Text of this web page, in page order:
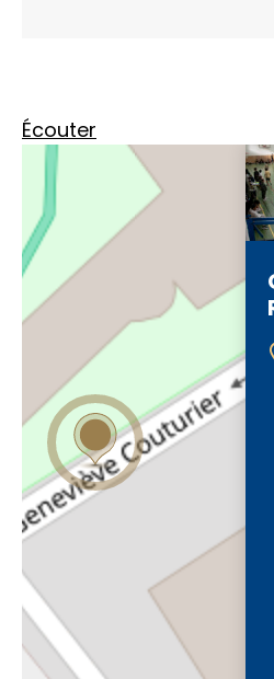
Écouter